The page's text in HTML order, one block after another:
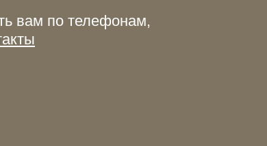
вам по телефонам,